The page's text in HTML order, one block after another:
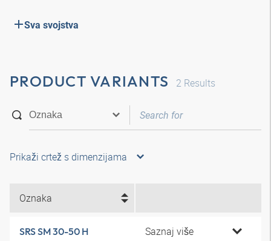
Sva svojstva
PRODUCT VARIANTS 2 Results
Prikaži crtež s dimenzijama
Oznaka
SRS SM 30-50 H Saznaj više